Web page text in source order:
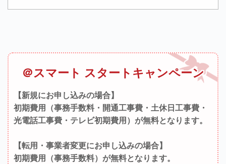
＠スマート スタートキャンペーン
【新規にお申し込みの場合】
初期費用（事務手数料・開通工事費・土休日工事費・
光電話工事費・テレビ初期費用）が無料となります。
【転用・事業者変更にお申し込みの場合】
初期費用（事務手数料）が無料となります。